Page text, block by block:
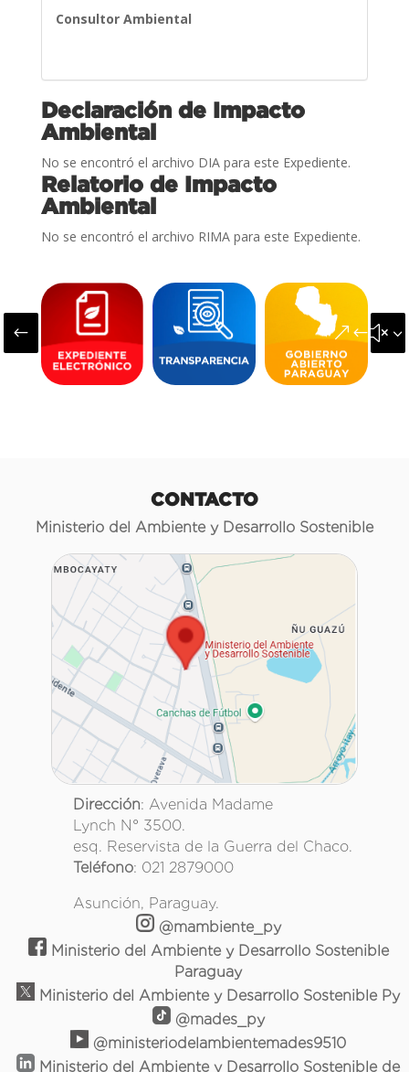
Consultor Ambiental
Declaración de Impacto
Ambiental
No se encontró el archivo DIA para este Expediente.
Relatorio de Impacto
Ambiental
No se encontró el archivo RIMA para este Expediente.
#
CONTACTO
Ministerio del Ambiente y Desarrollo Sostenible
Dirección: Avenida Madame
Lynch N° 3500.
esq. Reservista de la Guerra del Chaco.
Teléfono: 021 2879000
Asunción, Paraguay.
@mambiente_py
Ministerio del Ambiente y Desarrollo Sostenible
Paraguay
Ministerio del Ambiente y Desarrollo Sostenible Py
@mades_py
@ministeriodelambientemades9510
Ministerio del Ambiente y Desarrollo Sostenible de